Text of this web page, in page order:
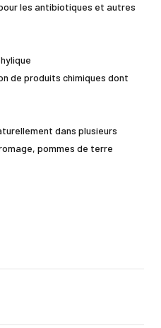
les antibiotiques et autres
de produits chimiques dont
dans plusieurs
pommes de terre